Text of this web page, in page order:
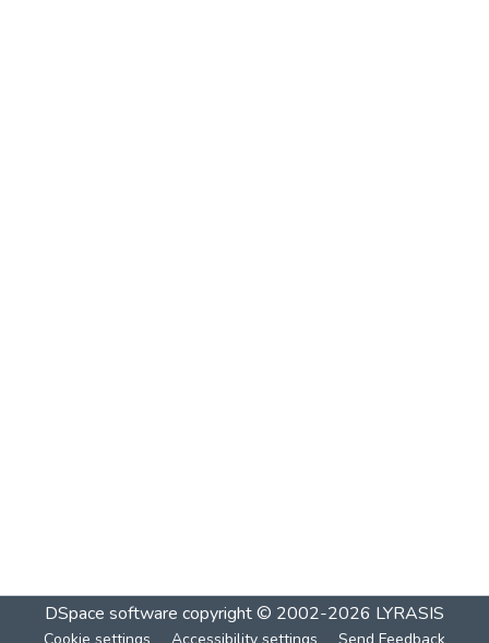
DSpace software copyright © 2002-2026 LYRASIS
Cookie settings Accessibility settings Send Feedback